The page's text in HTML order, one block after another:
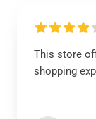
This store
shopping